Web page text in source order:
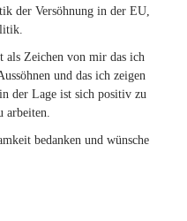
der Versöhnung in der EU,
als Zeichen von mir das ich
und das ich zeigen
der Lage ist sich positiv zu
arbeiten.
bedanken und wünsche